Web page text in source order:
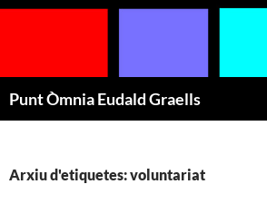
Punt Òmnia Eudald Graells
Arxiu d'etiquetes: voluntariat